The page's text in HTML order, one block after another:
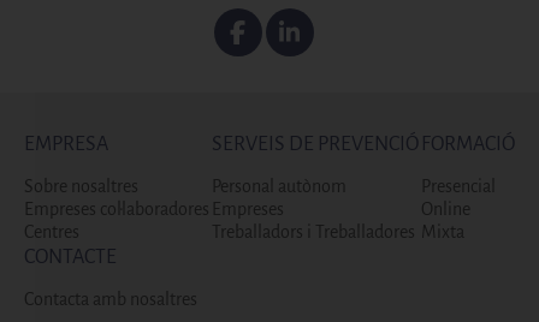
FacebookLinkedin
EMPRESA
Sobre nosaltres
Empreses col·laboradores
Centres
SERVEIS DE PREVENCIÓ
Personal autònom
Empreses
Treballadors i Treballadores
FORMACIÓ
Presencial
Online
Mixta
CONTACTE
Contacta amb nosaltres